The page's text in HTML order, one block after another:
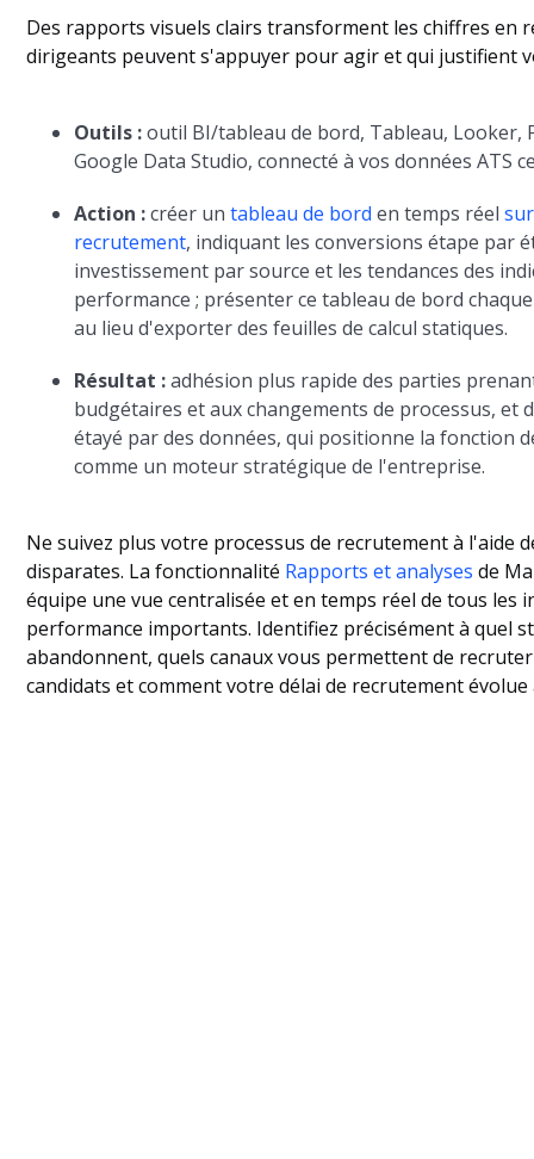
Des rapports visuels clairs transforment les chiffres en
dirigeants peuvent s'appuyer pour agir et qui justifient
Outils :outil BI/tableau de bord, Tableau, Looker,
Google Data Studio, connecté à vos données ATS
Action :créer untableau de bord en temps réel
recrutement, indiquant les conversions étape par
investissement par source et les tendances des
performance ; présenter ce tableau de bord
au lieu d'exporter des feuilles de calcul statiques.
Résultat :adhésion plus rapide des parties
budgétaires et aux changements de processus, et
étayé par des données, qui positionne la fonction
comme un moteur stratégique de l'entreprise.
Ne suivez plus votre processus de recrutement à l'aide
disparates. La fonctionnalité Rapports et analyses de
équipe une vue centralisée et en temps réel de tous les
performance importants. Identifiez précisément à quel
abandonnent, quels canaux vous permettent de
candidats et comment votre délai de recrutement évolue